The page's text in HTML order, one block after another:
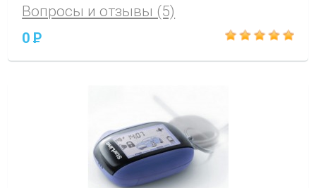
Вопросы и отзывы (5)
0P